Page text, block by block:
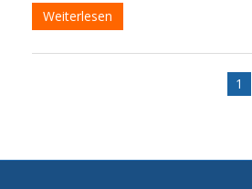
Weiterlesen
1